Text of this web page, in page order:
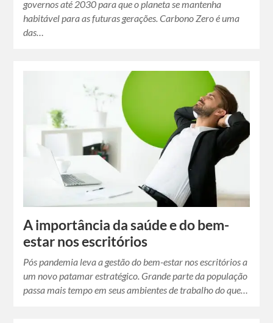
governos até 2030 para que o planeta se mantenha
habitável para as futuras gerações. Carbono Zero é uma
das…
A importância da saúde e do bem-
estar nos escritórios
Pós pandemia leva a gestão do bem-estar nos escritórios a
um novo patamar estratégico. Grande parte da população
passa mais tempo em seus ambientes de trabalho do que…